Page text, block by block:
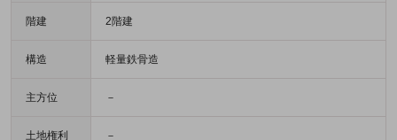
階建 2階建
構造 軽量鉄骨造
主方位 －
土地権利 －